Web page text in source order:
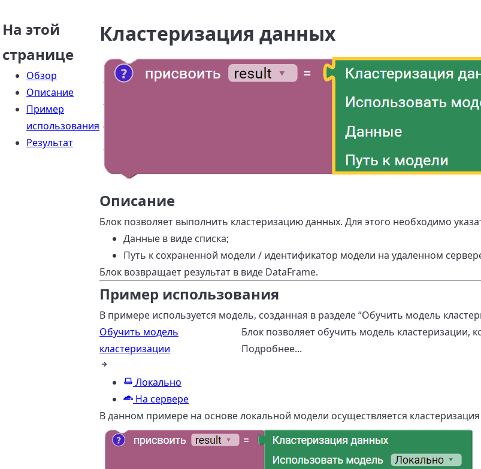
На этой
странице
Обзор
Описание
Пример
использования
Результат
Кластеризация данных
Описание
Блок позволяет выполнить кластеризацию данных. Для этого необходимо
Данные в виде списка;
Путь к сохраненной модели / идентификатор модели на удаленном
Блок возвращает результат в виде DataFrame.
Пример использования
В примере используется модель, созданная в разделе “Обучить модель
Обучить модель
кластеризации
Блок позволяет обучить модель кластеризации,
Подробнее...
Локально
На сервере
В данном примере на основе локальной модели осуществляется